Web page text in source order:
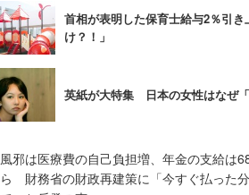
首相が表明した保育士給与2％引
け？！」
英紙が大特集 日本の女性はなぜ
風邪は医療費の自己負担増、年金の支給は
ら 財務省の財政再建策に「今すぐ払った